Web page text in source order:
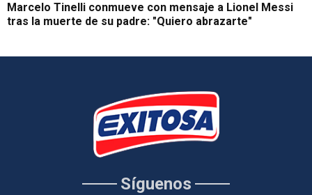
Marcelo Tinelli conmueve con mensaje a Lionel Messi
tras la muerte de su padre: "Quiero abrazarte"
Síguenos